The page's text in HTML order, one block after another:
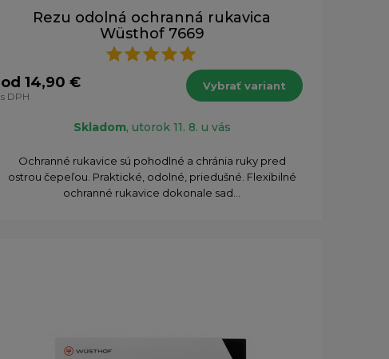
Rezu odolná ochranná rukavica
Wüsthof 7669
od 14,90 €
s DPH
Vybrať variant
Skladom, utorok 11. 8. u vás
Ochranné rukavice sú pohodlné a chránia ruky pred
ostrou čepeľou. Praktické, odolné, priedušné. Flexibilné
ochranné rukavice dokonale sad...